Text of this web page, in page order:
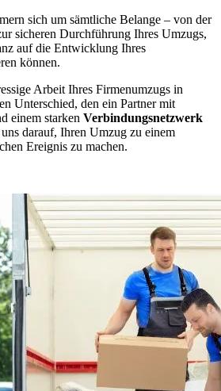
sich um sämtliche Belange – von der
sicheren Durchführung Ihres Umzugs,
auf die Entwicklung Ihres
können.
Arbeit Ihres Firmenumzugs in
Unterschied, den ein Partner mit
einem starken Verbindungsnetzwerk
darauf, Ihren Umzug zu einem
Ereignis zu machen.